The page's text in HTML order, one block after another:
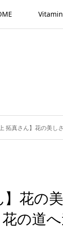
上 拓真さん】花の美
】花の
の道